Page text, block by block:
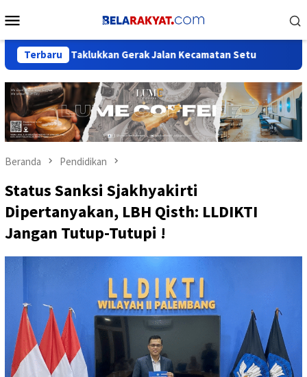
ke
Mobile
Terbaru
Taklukkan Gerak Jalan Kecamatan Setu Peresmian
Beranda Pendidikan
Status Sanksi Sjakhyakirti
Dipertanyakan, LBH Qisth: LLDIKTI
Jangan Tutup-Tutupi !